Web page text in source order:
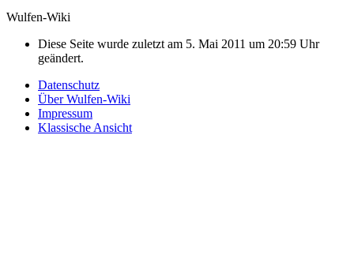
Wulfen-Wiki
Diese Seite wurde zuletzt am 5. Mai 2011 um 20:59 Uhr
geändert.
Datenschutz
Über Wulfen-Wiki
Impressum
Klassische Ansicht